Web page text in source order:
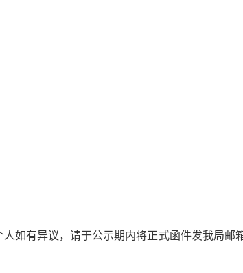
有异议，请于公示期内将正式函件发我局邮